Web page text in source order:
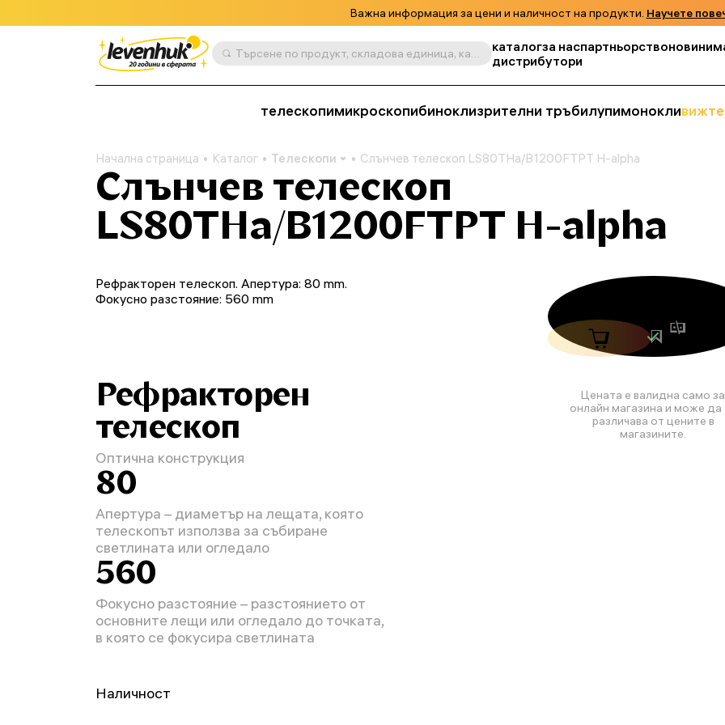
Важна информация за цени и наличност на продукти. Научете
Търсене по продукт, складова единица, категория и т.н. каталогза наспартньорствоновини
дистрибутори
телескопимикроскопибиноклизрителни тръбилупимонокли
Начална страница Каталог Телескопи Слънчев телескоп LS80THa/B1200FTPT H-alpha
Слънчев телескоп
LS80THa/B1200FTPT H-alpha
Цената е валидна само за
онлайн магазина и може да
различава от цените в
магазините.
Рефракторен телескоп. Апертура: 80 mm.
Фокусно разстояние: 560 mm
Рефракторен
телескоп
Оптична конструкция
80
Апертура – диаметър на лещата, която
телескопът използва за събиране
светлината или огледало
560
Фокусно разстояние – разстоянието от
основните лещи или огледало до точката,
в която се фокусира светлината
Наличност